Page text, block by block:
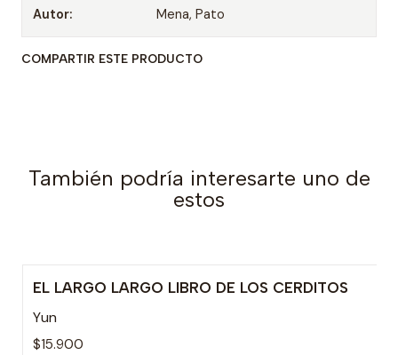
Autor: Mena, Pato
COMPARTIR ESTE PRODUCTO
También podría interesarte uno de
estos
EL LARGO LARGO LIBRO DE LOS CERDITOS
Yun
$15.900